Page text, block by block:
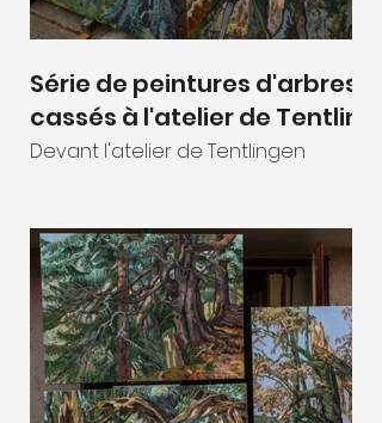
Série de peintures d'arbres
cassés à l'atelier de
Devant l'atelier de Tentlingen